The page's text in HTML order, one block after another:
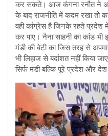
कर सकते। आज कंगना रनौत ने
के बाद राजनीति में कदम रखा तो
वही कांग्रेस है जिनके रहते प्रदेश
कर पाए। नैना साहनी का कांड
मंडी की बेटी का जिस तरह से
भी लिहाज से बर्दाशत नहीं किया
सिर्फ मंडी बल्कि पूरे प्रदेश और